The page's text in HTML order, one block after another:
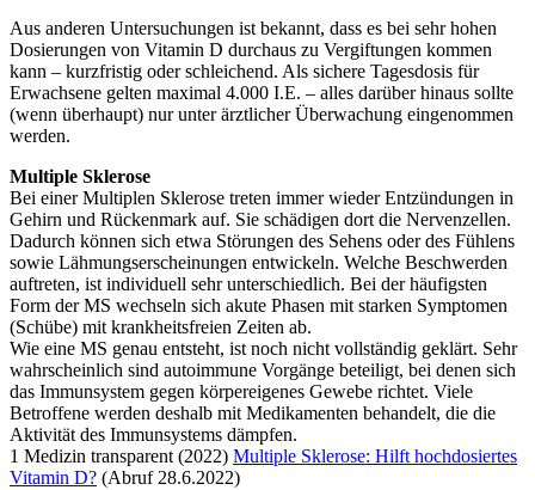
Aus anderen Untersuchungen ist bekannt, dass es bei sehr hohen
Dosierungen von Vitamin D durchaus zu Vergiftungen kommen
kann – kurzfristig oder schleichend. Als sichere Tagesdosis für
Erwachsene gelten maximal 4.000 I.E. – alles darüber hinaus sollte
(wenn überhaupt) nur unter ärztlicher Überwachung eingenommen
werden.
Multiple Sklerose
Bei einer Multiplen Sklerose treten immer wieder Entzündungen in
Gehirn und Rückenmark auf. Sie schädigen dort die Nervenzellen.
Dadurch können sich etwa Störungen des Sehens oder des Fühlens
sowie Lähmungserscheinungen entwickeln. Welche Beschwerden
auftreten, ist individuell sehr unterschiedlich. Bei der häufigsten
Form der MS wechseln sich akute Phasen mit starken Symptomen
(Schübe) mit krankheitsfreien Zeiten ab.
Wie eine MS genau entsteht, ist noch nicht vollständig geklärt. Sehr
wahrscheinlich sind autoimmune Vorgänge beteiligt, bei denen sich
das Immunsystem gegen körpereigenes Gewebe richtet. Viele
Betroffene werden deshalb mit Medikamenten behandelt, die die
Aktivität des Immunsystems dämpfen.
1 Medizin transparent (2022) Multiple Sklerose: Hilft hochdosiertes
Vitamin D? (Abruf 28.6.2022)